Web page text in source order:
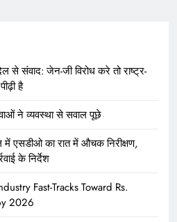
से संवाद: जेन-जी विरोध करे तो राष्ट्र-
है
ने व्यवस्था से सवाल पूछे
में एसडीओ का रात में औचक निरीक्षण,
के निर्देश
Fast-Tracks Toward Rs.
2026